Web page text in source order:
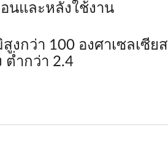
นและหลังใช้งาน
กว่า 100 องศาเซลเซียส
ต่ำกว่า 2.4